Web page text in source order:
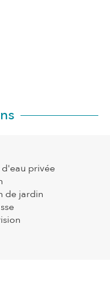
d'eau privée
de jardin